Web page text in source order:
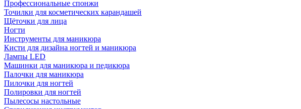
Профессиональные спонжи
Точилки для косметических карандашей
Щёточки для лица
Ногти
Инструменты для маникюра
Кисти для дизайна ногтей и маникюра
Лампы LED
Машинки для маникюра и педикюра
Палочки для маникюра
Пилочки для ногтей
Полировки для ногтей
Пылесосы настольные